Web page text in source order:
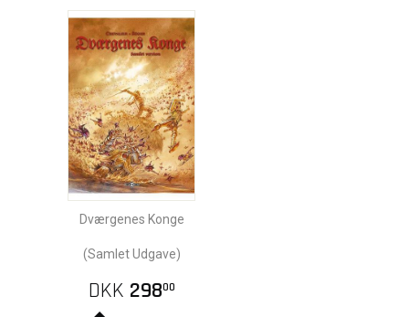
Dværgenes Konge
(Samlet Udgave)
DKK 29800